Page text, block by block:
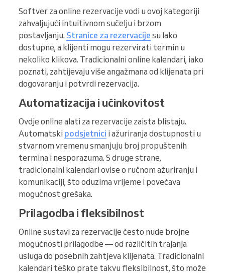
Softver za online rezervacije vodi u ovoj kategoriji
zahvaljujući intuitivnom sučelju i brzom
postavljanju. Stranice za rezervacije su lako
dostupne, a klijenti mogu rezervirati termin u
nekoliko klikova. Tradicionalni online kalendari, iako
poznati, zahtijevaju više angažmana od klijenata pri
dogovaranju i potvrdi rezervacija.
Automatizacija i učinkovitost
Ovdje online alati za rezervacije zaista blistaju.
Automatski podsjetnici i ažuriranja dostupnosti u
stvarnom vremenu smanjuju broj propuštenih
termina i nesporazuma. S druge strane,
tradicionalni kalendari ovise o ručnom ažuriranju i
komunikaciji, što oduzima vrijeme i povećava
mogućnost grešaka.
Prilagodba i fleksibilnost
Online sustavi za rezervacije često nude brojne
mogućnosti prilagodbe — od različitih trajanja
usluga do posebnih zahtjeva klijenata. Tradicionalni
kalendari teško prate takvu fleksibilnost, što može